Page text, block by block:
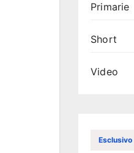
Primarie
Short
Video
Esclusivo